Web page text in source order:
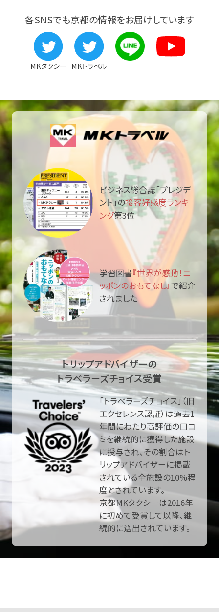
各SNSでも京都の情報をお届けしています
MKタクシー MKトラベル
ビジネス総合誌「プレジデ
ント」の接客好感度ランキ
ング第3位
学習図書『世界が感動！ニ
ッポンのおもてなし』で紹介
されました
トリップアドバイザーの
トラベラーズチョイス受賞
「トラベラーズチョイス」（旧
エクセレンス認証）は過去1
年間にわたり高評価の口コ
ミを継続的に獲得した施設
に授与され、その割合はト
リップアドバイザーに掲載
されている全施設の10%程
度とされています。
京都MKタクシーは2016年
に初めて受賞して以降、継
続的に選出されています。